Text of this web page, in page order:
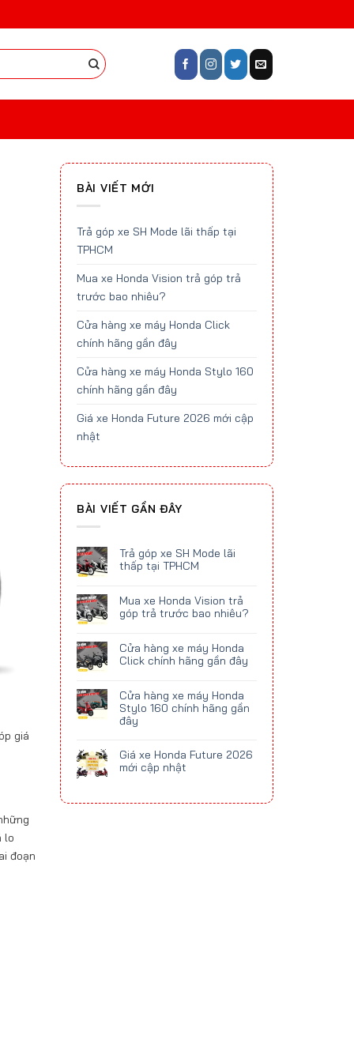
giá
lo
đoạn
BÀI VIẾT MỚI
Trả góp xe SH Mode lãi thấp tại
TPHCM
Mua xe Honda Vision trả góp trả
trước bao nhiêu?
Cửa hàng xe máy Honda Click
chính hãng gần đây
Cửa hàng xe máy Honda Stylo 160
chính hãng gần đây
Giá xe Honda Future 2026 mới cập
nhật
BÀI VIẾT GẦN ĐÂY
Trả góp xe SH Mode lãi
thấp tại TPHCM
Mua xe Honda Vision trả
góp trả trước bao nhiêu?
Cửa hàng xe máy Honda
Click chính hãng gần đây
Cửa hàng xe máy Honda
Stylo 160 chính hãng gần
đây
Giá xe Honda Future 2026
mới cập nhật